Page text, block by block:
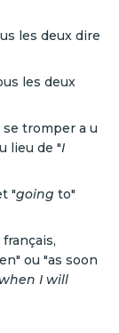
les deux dire
les deux
tromper a u
lieu de "I
"going to"
ou "as soon
I will